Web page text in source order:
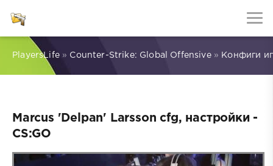
PlayersLife» Counter-Strike: Global Offensive» Конфиги
Marcus 'Delpan' Larsson cfg, настройки -
CS:GO